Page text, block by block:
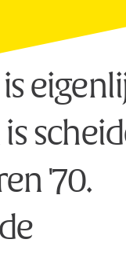
'70.